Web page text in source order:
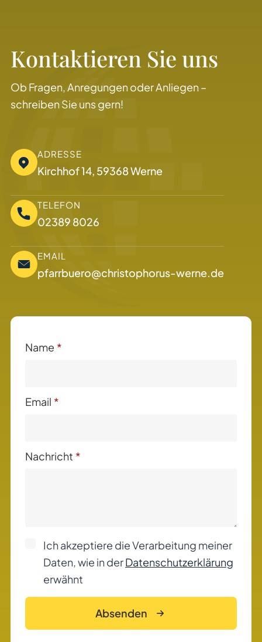
Kontaktieren Sie uns
Ob Fragen, Anregungen oder Anliegen –
schreiben Sie uns gern!
ADRESSE
Kirchhof 14, 59368 Werne
TELEFON
02389 8026
EMAIL
pfarrbuero@christophorus-werne.de
Name *
Email *
Nachricht *
Ich akzeptiere die Verarbeitung meiner
Daten, wie in derDatenschutzerklärung
erwähnt
Absenden